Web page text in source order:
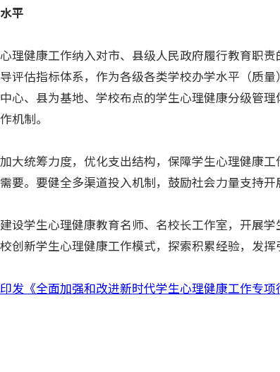
平
健康工作纳入对市、县级人民政府履行教育职责
评估指标体系，作为各级各类学校办学水平（质
心、县为基地、学校布点的学生心理健康分级管
机制。
统筹力度，优化支出结构，保障学生心理健康工
要。要健全多渠道投入机制，鼓励社会力量支持开
学生心理健康教育名师、名校长工作室，开展学
创新学生心理健康工作模式，探索积累经验，发挥
发《全面加强和改进新时代学生心理健康工作专